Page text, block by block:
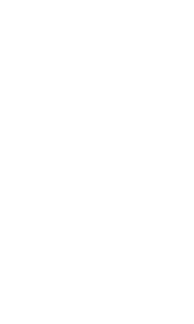
Polres Batu